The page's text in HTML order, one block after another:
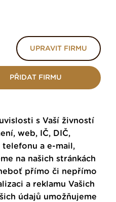
UPRAVIT FIRMU
PŘIDAT FIRMU
s Vaší živností
web, IČ, DIČ,
a e-mail,
na našich stránkách
přímo či nepřímo
a reklamu Vašich
údajů umožňujeme